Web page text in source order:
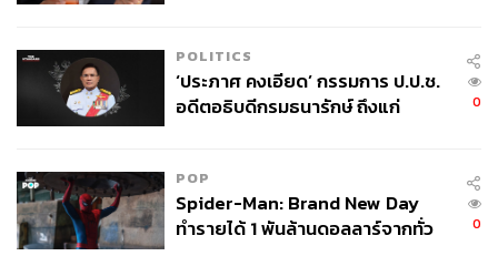
POLITICS
‘ประภาศ คงเอียด’ กรรมการ ป.ป.ช.
อดีตอธิบดีกรมธนารักษ์ ถึงแก่
0
POP
Spider-Man: Brand New Day
ทำรายได้ 1 พันล้านดอลลาร์จากทั่ว
0